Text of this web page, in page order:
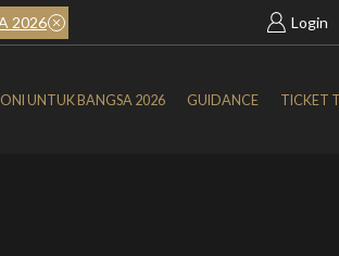
2026 SIMFONI Login
UNTUK BANGSA 2026 GUIDANCE TICKET